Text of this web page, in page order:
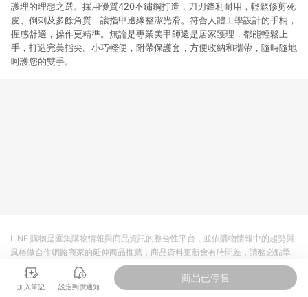
護理的理想之選。採用優質420不鏽鋼打造，刀刃鋒利耐用，輕鬆修剪死
皮、倒刺及多餘角質，讓指甲邊緣整潔光滑。符合人體工學設計的手柄，
握感舒適，操作更精準。無論是專業美甲師還是居家護理，都能輕鬆上
手，打造完美指尖。小巧輕便，附帶保護套，方便收納和攜帶，隨時隨地
呵護您的雙手。
加入筆記 設定到價通知
商品已停售
LINE 購物是匯集購物情報與商品資訊的整合性平台，並依購物情報中的趨勢與
風格做合作網路商家的延伸商品推薦，商品資料更新會有時間差，請務必點擊
商品至各合作網路商家，確認現售價與購物條件，一切資訊以合作廠商網頁為
準。